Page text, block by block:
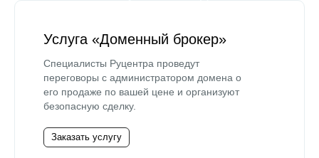
Услуга «Доменный брокер»
Специалисты Руцентра проведут
переговоры с администратором домена о
его продаже по вашей цене и организуют
безопасную сделку.
Заказать услугу